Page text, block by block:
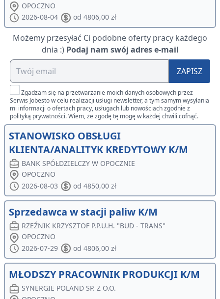
OPOCZNO
2026-08-04
od 4806,00 zł
Możemy przesyłać Ci podobne oferty pracy każdego
dnia :) Podaj nam swój adres e-mail
ZAPISZ
Zgadzam się na przetwarzanie moich danych osobowych przez
Serwis Jobesto w celu realizacji usługi newsletter, a tym samym wysyłania
mi informacji o ofertach pracy, usługach lub nowościach zgodnie z
polityką prywatności. Wiem, że zgodę tę mogę w każdej chwili cofnąć.
STANOWISKO OBSŁUGI
KLIENTA/ANALITYK KREDYTOWY K/M
BANK SPÓŁDZIELCZY W OPOCZNIE
OPOCZNO
2026-08-03
od 4850,00 zł
Sprzedawca w stacji paliw K/M
RZEŹNIK KRZYSZTOF P.P.U.H. "BUD - TRANS"
OPOCZNO
2026-07-29
od 4806,00 zł
MŁODSZY PRACOWNIK PRODUKCJI K/M
SYNERGIE POLAND SP. Z O.O.